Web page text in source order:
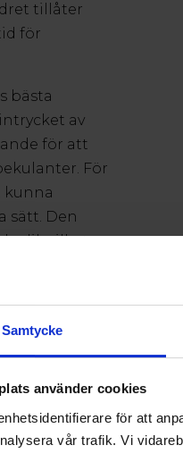
Samtycke
använder cookies
för att
vår trafik. Vi
tillåter
för
bästa
av
för att
För
kunna
sätt. Den
lik vilket
styling som
erfarna
ska
härligaste